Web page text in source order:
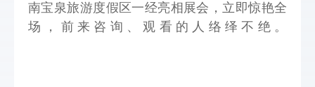
南宝泉旅游度假区一经亮相展会，立即惊艳全
场，前来咨询、观看的人络绎不绝。